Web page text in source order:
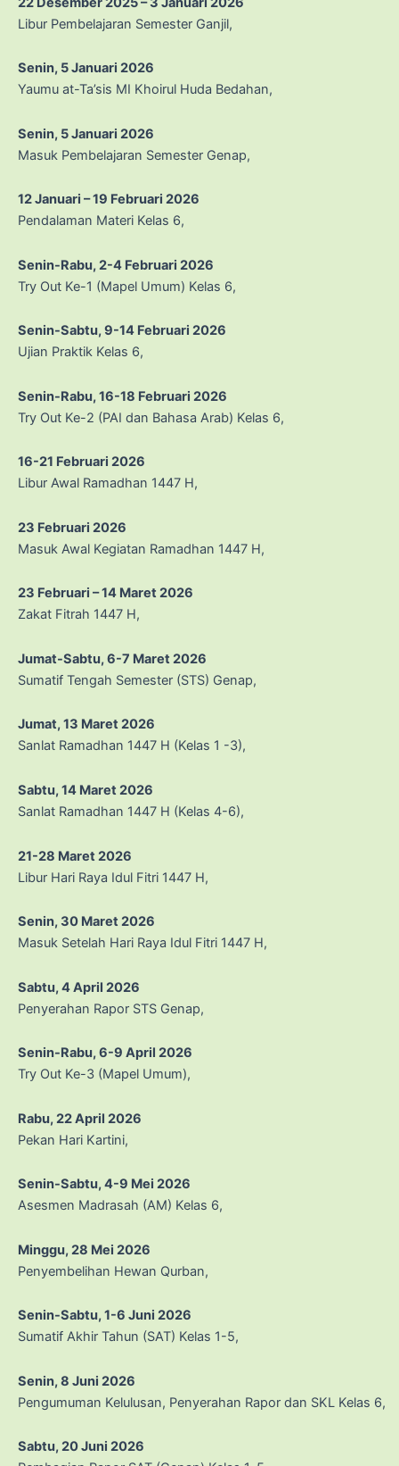
Libur Pembelajaran Semester Ganjil,
Senin, 5 Januari 2026
Yaumu at-Ta’sis MI Khoirul Huda Bedahan,
Senin, 5 Januari 2026
Masuk Pembelajaran Semester Genap,
12 Januari – 19 Februari 2026
Pendalaman Materi Kelas 6,
Senin-Rabu, 2-4 Februari 2026
Try Out Ke-1 (Mapel Umum) Kelas 6,
Senin-Sabtu, 9-14 Februari 2026
Ujian Praktik Kelas 6,
Senin-Rabu, 16-18 Februari 2026
Try Out Ke-2 (PAI dan Bahasa Arab) Kelas 6,
16-21 Februari 2026
Libur Awal Ramadhan 1447 H,
23 Februari 2026
Masuk Awal Kegiatan Ramadhan 1447 H,
23 Februari – 14 Maret 2026
Zakat Fitrah 1447 H,
Jumat-Sabtu, 6-7 Maret 2026
Sumatif Tengah Semester (STS) Genap,
Jumat, 13 Maret 2026
Sanlat Ramadhan 1447 H (Kelas 1 -3),
Sabtu, 14 Maret 2026
Sanlat Ramadhan 1447 H (Kelas 4-6),
21-28 Maret 2026
Libur Hari Raya Idul Fitri 1447 H,
Senin, 30 Maret 2026
Masuk Setelah Hari Raya Idul Fitri 1447 H,
Sabtu, 4 April 2026
Penyerahan Rapor STS Genap,
Senin-Rabu, 6-9 April 2026
Try Out Ke-3 (Mapel Umum),
Rabu, 22 April 2026
Pekan Hari Kartini,
Senin-Sabtu, 4-9 Mei 2026
Asesmen Madrasah (AM) Kelas 6,
Minggu, 28 Mei 2026
Penyembelihan Hewan Qurban,
Senin-Sabtu, 1-6 Juni 2026
Sumatif Akhir Tahun (SAT) Kelas 1-5,
Senin, 8 Juni 2026
Pengumuman Kelulusan, Penyerahan Rapor dan SKL Kelas 6,
Sabtu, 20 Juni 2026